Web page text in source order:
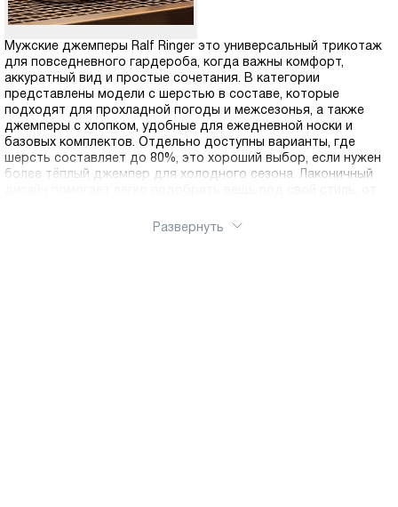
Мужские джемперы Ralf Ringer это универсальный трикотаж
для повседневного гардероба, когда важны комфорт,
аккуратный вид и простые сочетания. В категории
представлены модели с шерстью в составе, которые
подходят для прохладной погоды и межсезонья, а также
джемперы с хлопком, удобные для ежедневной носки и
базовых комплектов. Отдельно доступны варианты, где
шерсть составляет до 80%, это хороший выбор, если нужен
более тёплый джемпер для холодного сезона. Лаконичный
разнообразие оттенков и посадок упрощает выбор под
Развернуть